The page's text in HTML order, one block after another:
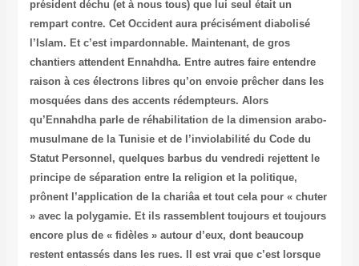
président déchu (et à nous tous) que lui seul était un
rempart contre. Cet Occident aura précisément diabolisé
l’Islam. Et c’est impardonnable. Maintenant, de gros
chantiers attendent Ennahdha. Entre autres faire entendre
raison à ces électrons libres qu’on envoie prêcher dans les
mosquées dans des accents rédempteurs. Alors
qu’Ennahdha parle de réhabilitation de la dimension arabo-
musulmane de la Tunisie et de l’inviolabilité du Code du
Statut Personnel, quelques barbus du vendredi rejettent le
principe de séparation entre la religion et la politique,
prônent l’application de la chariâa et tout cela pour « chuter
» avec la polygamie. Et ils rassemblent toujours et toujours
encore plus de « fidèles » autour d’eux, dont beaucoup
restent entassés dans les rues. Il est vrai que c’est lorsque